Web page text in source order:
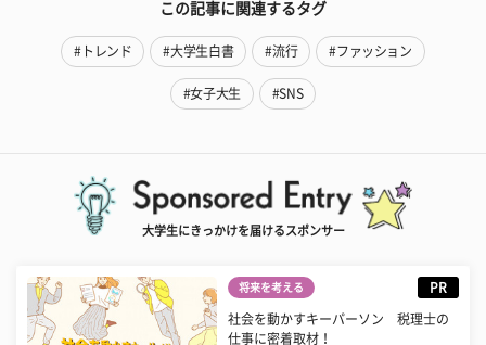
この記事に関連するタグ
#トレンド #大学生白書 #流行 #ファッション
#女子大生 #SNS
大学生にきっかけを届けるスポンサー
将来を考える PR
社会を動かすキーパーソン 税理士の
仕事に密着取材！